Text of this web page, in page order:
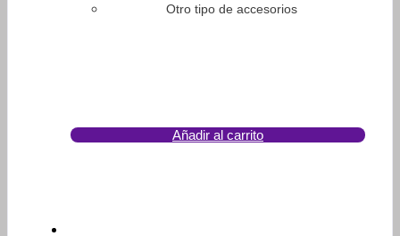
Otro tipo de accesorios
Añadir al carrito